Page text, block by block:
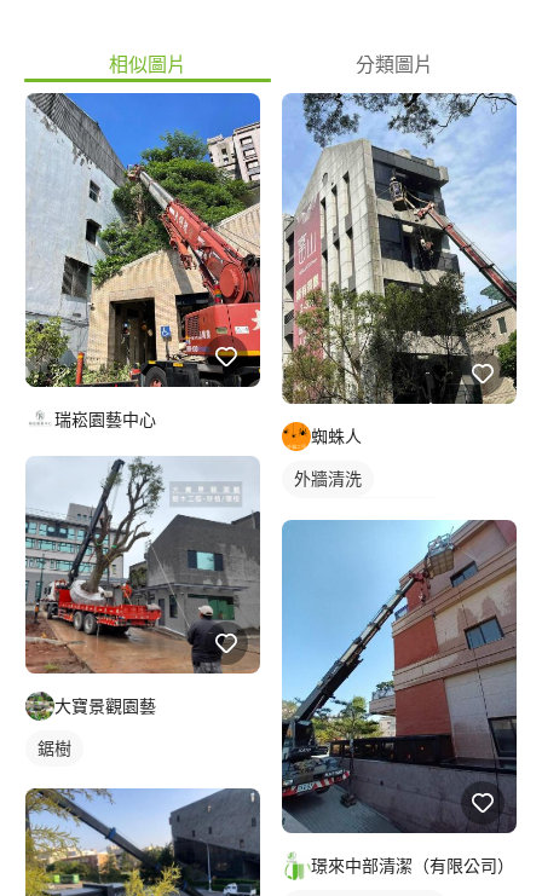
相似圖片 分類圖片
瑞崧園藝中心
大寶景觀園藝
鋸樹
蜘蛛人
外牆清洗
璟來中部清潔（有限公司）